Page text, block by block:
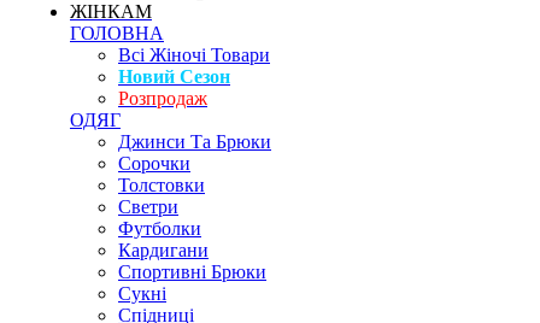
ЖІНКАМ
ГОЛОВНА
Всі Жіночі Товари
Новий Сезон
Розпродаж
ОДЯГ
Джинси Та Брюки
Сорочки
Толстовки
Светри
Футболки
Кардигани
Спортивні Брюки
Сукні
Спідниці